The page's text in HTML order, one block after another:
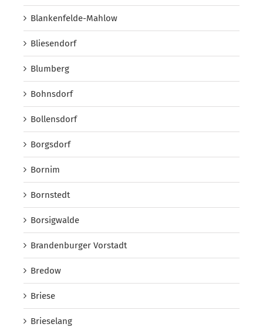
Blankenfelde-Mahlow
Bliesendorf
Blumberg
Bohnsdorf
Bollensdorf
Borgsdorf
Bornim
Bornstedt
Borsigwalde
Brandenburger Vorstadt
Bredow
Briese
Brieselang